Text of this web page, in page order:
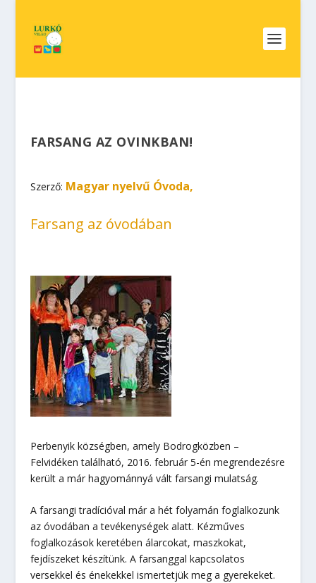
FARSANG AZ OVINKBAN!
Szerző: Magyar nyelvű Óvoda,
Farsang az óvodában
Perbenyik községben, amely Bodrogközben –
Felvidéken található, 2016. február 5-én megrendezésre
került a már hagyománnyá vált farsangi mulatság.
A farsangi tradícióval már a hét folyamán foglalkozunk
az óvodában a tevékenységek alatt. Kézműves
foglalkozások keretében álarcokat, maszkokat,
fejdíszeket készítünk. A farsanggal kapcsolatos
versekkel és énekekkel ismertetjük meg a gyerekeket.